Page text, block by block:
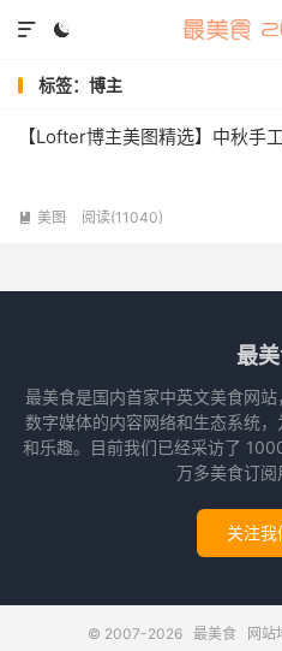


标签：博主
【Lofter博主美图精选】中秋手
 美图 阅读(11040)
最
最美食是国内首家中英文美食网
数字媒体的内容网络和生态系统
和乐趣。目前我们已经采访了
万多美食订阅
关注我
© 2007-2026 最美食 网站